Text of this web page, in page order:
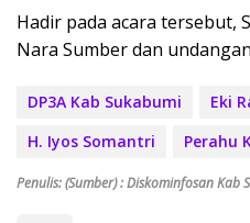
Hadir pada acara tersebut,
Nara Sumber dan
DP3A Kab Sukabumi
Eki
H. Iyos Somantri
Perahu
Penulis: (Sumber) : Diskominfosan Kab